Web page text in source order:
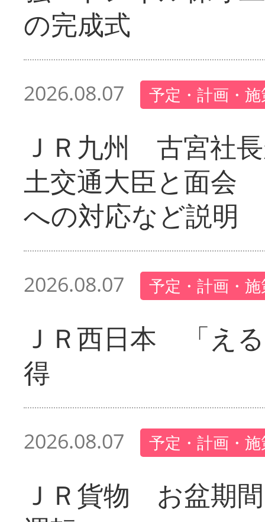
の完成式
2026.08.07 予定・計画・
ＪＲ九州 古宮社
土交通大臣と面会
への対応など説明
2026.08.07 予定・計画・
ＪＲ西日本 「え
得
2026.08.07 予定・計画・
ＪＲ貨物 お盆期